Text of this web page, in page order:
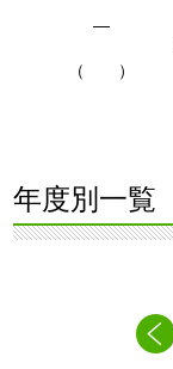
―
（ ）
年度別一覧